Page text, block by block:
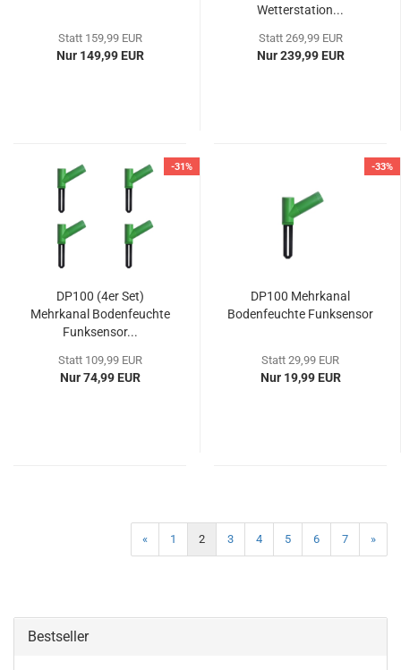
Statt 159,99 EUR
Nur 149,99 EUR
Wetterstation...
Statt 269,99 EUR
Nur 239,99 EUR
-31%
DP100 (4er Set)
Mehrkanal Bodenfeuchte
Funksensor...
Statt 109,99 EUR
Nur 74,99 EUR
-33%
DP100 Mehrkanal
Bodenfeuchte Funksensor
Statt 29,99 EUR
Nur 19,99 EUR
« 1 2 3 4 5 6 7 »
Bestseller